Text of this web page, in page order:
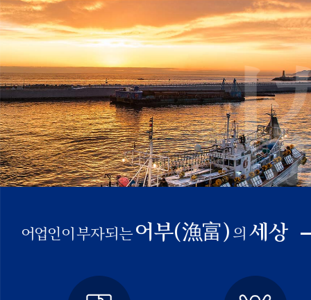
어업인이부자되는 어부(漁富) 의 세상